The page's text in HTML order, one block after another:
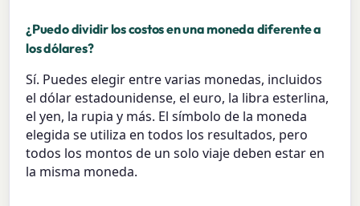
¿Puedo dividir los costos en una moneda diferente a
los dólares?
Sí. Puedes elegir entre varias monedas, incluidos
el dólar estadounidense, el euro, la libra esterlina,
el yen, la rupia y más. El símbolo de la moneda
elegida se utiliza en todos los resultados, pero
todos los montos de un solo viaje deben estar en
la misma moneda.